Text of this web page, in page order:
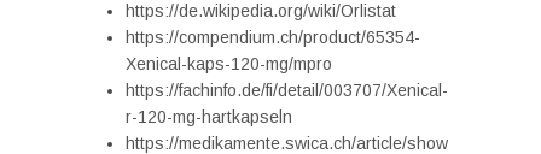
https://de.wikipedia.org/wiki/Orlistat
https://compendium.ch/product/65354-
Xenical-kaps-120-mg/mpro
https://fachinfo.de/fi/detail/003707/Xenical-
r-120-mg-hartkapseln
https://medikamente.swica.ch/article/show